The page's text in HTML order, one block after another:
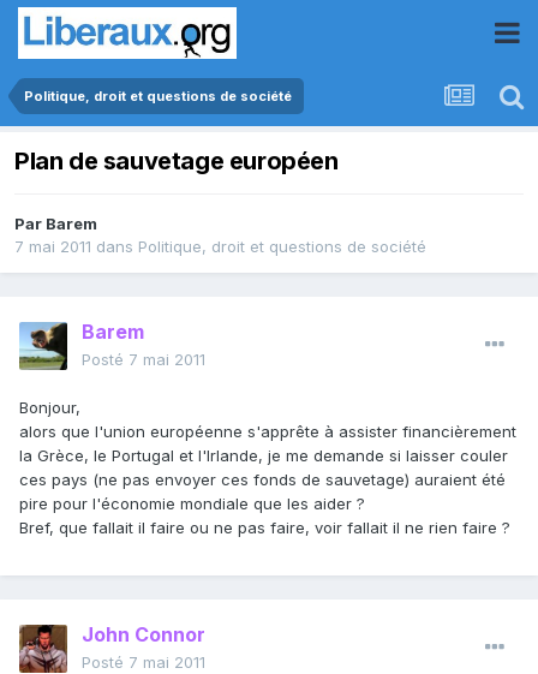
Politique, droit et questions de société
Plan de sauvetage européen
Par Barem
7 mai 2011 dans Politique, droit et questions de société
Barem
Posté 7 mai 2011
Bonjour,
alors que l'union européenne s'apprête à assister financièrement
la Grèce, le Portugal et l'Irlande, je me demande si laisser couler
ces pays (ne pas envoyer ces fonds de sauvetage) auraient été
pire pour l'économie mondiale que les aider ?
Bref, que fallait il faire ou ne pas faire, voir fallait il ne rien faire ?
John Connor
Posté 7 mai 2011